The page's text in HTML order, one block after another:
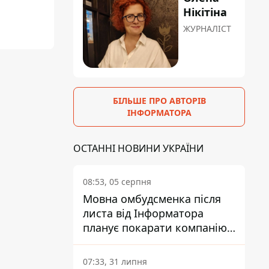
Нікітіна
ЖУРНАЛІСТ
БІЛЬШЕ ПРО АВТОРІВ
ІНФОРМАТОРА
ОСТАННІ НОВИНИ УКРАЇНИ
08:53, 05 серпня
Мовна омбудсменка після
листа від Інформатора
планує покарати компанію-
підрядника ПриватБанку
07:33, 31 липня